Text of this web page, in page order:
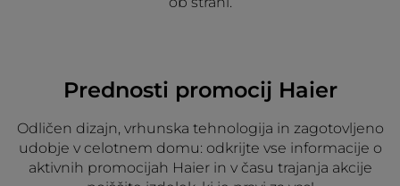
Prednosti promocij Haier
Odličen dizajn, vrhunska tehnologija in zagotovljeno
udobje v celotnem domu: odkrijte vse informacije o
aktivnih promocijah Haier in v času trajanja akcije